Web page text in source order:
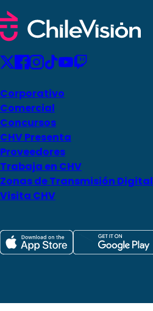
Corporativo
Comercial
Concursos
CHV Presenta
Proveedores
Trabaja en CHV
Zonas de Transmisión Digital
Visita CHV